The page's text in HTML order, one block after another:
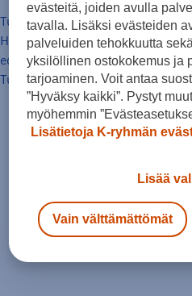
Tuotteen hinta nyt
Hinta, jolla tavaraa on
edeltäneiden 30 päivän aikana.
Tuotteen normaalihinta
evästeitä, joiden avulla
tavalla. Lisäksi evästeiden
palveluiden tehokkuutta
yksilöllinen ostokokemus ja
tarjoaminen. Voit antaa
”Hyväksy kaikki”. Pystyt
myöhemmin
Lisätietoja K-ryhmän
Lisää
Vain välttämättömät